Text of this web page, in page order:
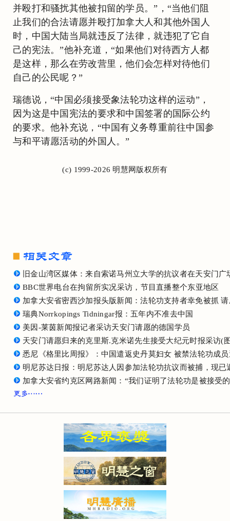
并殴打和骚扰其他被扣留的学员。”，“当他们阻
止我们的合法请愿并殴打加拿大人和其他外国人
时，中国大陆当局就违反了法律，就违犯了它自
己的宪法。”他补充道，“如果他们对待西方人都
是这样，那么在劳改营里，他们会怎样对待他们
自己的公民呢？”
瑞德说，“中国必须接受象法轮功这样的运动”，
因为这是中国宪法的要求和中国签署的国际公约
的要求。他补充说，“中国有义务尊重前往中国参
与和平请愿活动的外国人。”
(c) 1999-2026 明慧网版权所有
旧金山湾区媒体：来自索诺马州立大学的抗议者在天安门广
BBC世界电台在拘留所实况采访，节目直播整个东亚地区
加拿大安省密西沙加报头版新闻：法轮功支持者幸免被抓
瑞典Norrkopings Tidningar报：五年内不准去中国
美因-莱茵新闻报记者采访天安门请愿的德国学员
天安门请愿归来的克里斯.克米诺先生接受大纪元时报采访(
悉尼《格里比周报》：中国遣返史丹莫妇女 被禁法轮功成
明尼苏达日报：明尼苏达人因参加法轮功抗议而被捕，现已
加拿大安省约克区网路新闻：“我们证明了法轮功是被接受